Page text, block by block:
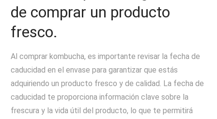
de comprar un producto
fresco.
Al comprar kombucha, es importante revisar la fecha de
caducidad en el envase para garantizar que estás
adquiriendo un producto fresco y de calidad. La fecha de
caducidad te proporciona información clave sobre la
frescura y la vida útil del producto, lo que te permitirá